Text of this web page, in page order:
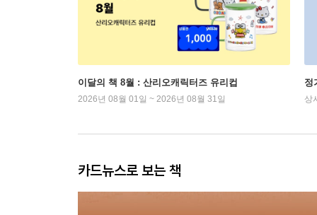
이달의 책 8월 : 산리오캐릭터즈 유리컵
2026년 08월 01일 ~ 2026년 08월 31일
정
상
카드뉴스로 보는 책